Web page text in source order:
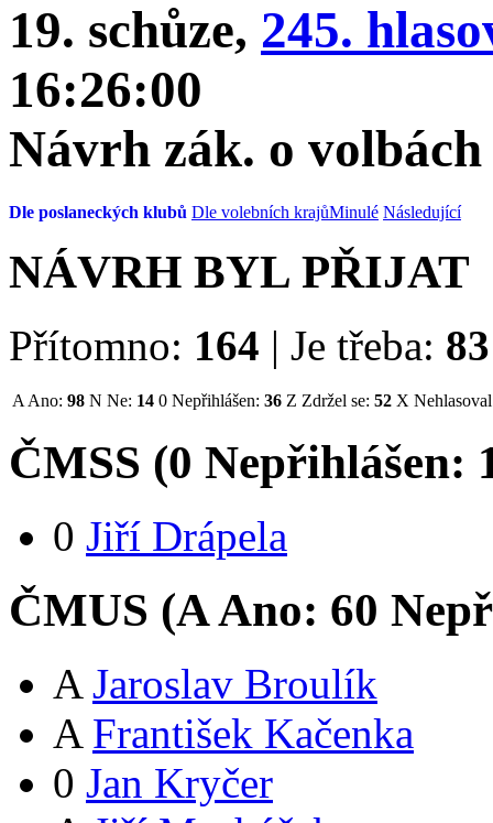
19. schůze, 245.
16:26:00
Návrh zák. o
Dle poslaneckých klubů Dle volebních krajůMinulé Následující
NÁVRH BYL PŘIJAT
Přítomno: 164 | Je třeba: 83
A Ano: 98 N Ne: 14 0 Nepřihlášen: 36 Z Zdržel se: 52 X Nehlasoval
ČMSS (0 Nepřihlášen:
0 Jiří Drápela
ČMUS (AAno: 60
A Jaroslav Broulík
A František Kačenka
0 Jan Kryčer